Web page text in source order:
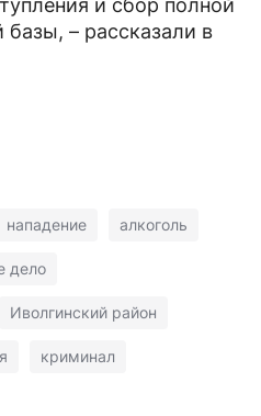
и сбор полной
базы, – рассказали в
нападение алкоголь
дело
Иволгинский район
криминал